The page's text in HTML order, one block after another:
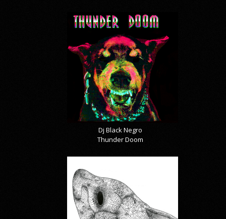
Dj Black Negro
Thunder Doom